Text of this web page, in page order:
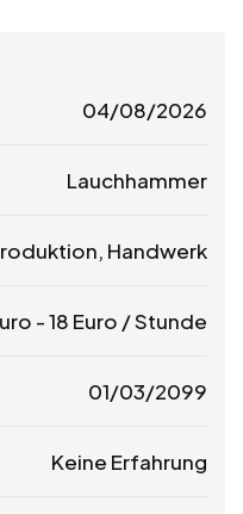
04/08/2026
Lauchhammer
Handwerk
-18 Euro / Stunde
01/03/2099
Keine Erfahrung